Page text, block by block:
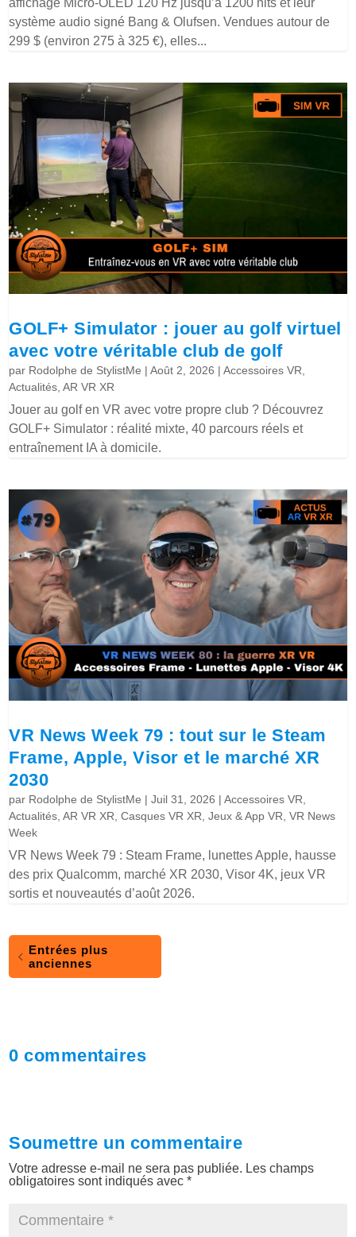
affichage Micro-OLED 120 Hz jusqu’à 1200 nits et leur
système audio signé Bang & Olufsen. Vendues autour de
299 $ (environ 275 à 325 €), elles...
GOLF+ Simulator : jouer au golf virtuel
avec votre véritable club de golf
par Rodolphe de StylistMe |Août 2, 2026 |Accessoires VR
Actualités ,AR VR XR
Jouer au golf en VR avec votre propre club ? Découvrez
GOLF+ Simulator : réalité mixte, 40 parcours réels et
entraînement IA à domicile.
VR News Week 79 : tout sur le Steam
Frame, Apple, Visor et le marché XR
2030
par Rodolphe de StylistMe |Juil 31, 2026 |Accessoires VR
Actualités ,AR VR XR ,Casques VR XR ,Jeux & App VR ,VR News
Week
VR News Week 79 : Steam Frame, lunettes Apple, hausse
des prix Qualcomm, marché XR 2030, Visor 4K, jeux VR
sortis et nouveautés d’août 2026.
Entrées plus
anciennes
0 commentaires
Soumettre un commentaire
Votre adresse e-mail ne sera pas publiée. Les champs
obligatoires sont indiqués avec*